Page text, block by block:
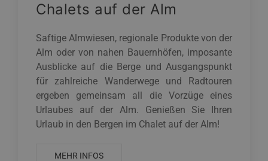
Chalets auf der Alm
Saftige Almwiesen, regionale Produkte von der
Alm oder von nahen Bauernhöfen, imposante
Ausblicke auf die Berge und Ausgangspunkt
für zahlreiche Wanderwege und Radtouren
ergeben gemeinsam all die Vorzüge eines
Urlaubes auf der Alm. Genießen Sie Ihren
Urlaub in den Bergen im Chalet auf der Alm!
MEHR INFOS